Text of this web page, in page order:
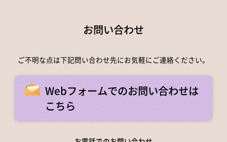
お問い合わせ
ご不明な点は下記問い合わせ先にお気軽にご連絡ください。
Webフォームでのお問い合わせは
こちら